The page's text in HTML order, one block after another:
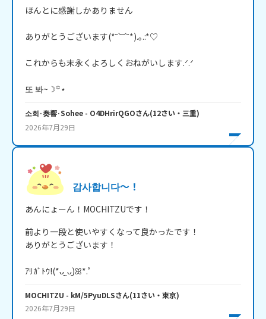
ほんとに感謝しかありません
ありがとうございます(*˘︶˘*).｡.:*♡
これからも末永くよろしくおねがいします.ᐟ.ᐟ
소희·奏響·Sohee - O4DHrirQGOさん(12さい・ 三重)
2026年7月29日
감사합니다～！
あんにょーん！MOCHITZUです！
前より一段と使いやすくなって良かったです！
ありがとうございます！
ｱﾘｶﾞﾄｳ!(*ᴗ͈ˬᴗ͈)ꕤ*.ﾟ
MOCHITZU - kM/5PyuDLSさん(11さい・ 東京)
2026年7月29日